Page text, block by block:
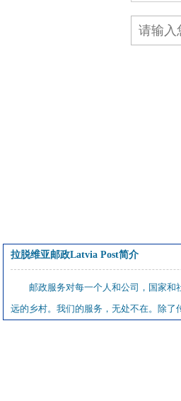
拉脱维亚邮政Latvia Post简介
邮政服务对每一个人和公司，国家
远的乡村。我们的服务，无处不在。除